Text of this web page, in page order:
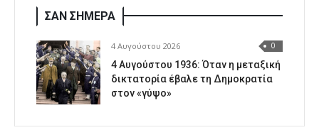
ΣΑΝ ΣΗΜΕΡΑ
4 Αυγούστου 2026 0
4 Αυγούστου 1936: Όταν η μεταξική
δικτατορία έβαλε τη Δημοκρατία
στον «γύψο»